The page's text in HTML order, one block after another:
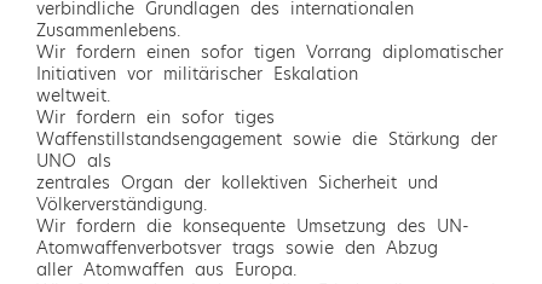
verbindliche Grundlagen des internationalen
Zusammenlebens.
Wir fordern einen sofor tigen Vorrang diplomatischer
Initiativen vor militärischer Eskalation 
weltweit.
Wir fordern ein sofor tiges
Waffenstillstandsengagement sowie die Stärkung der
UNO als
zentrales Organ der kollektiven Sicherheit und
Völkerverständigung.
Wir fordern die konsequente Umsetzung des UN-
Atomwaffenverbotsver trags sowie den Abzug
aller Atomwaffen aus Europa.